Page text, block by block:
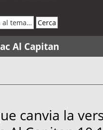
Al Capitan
canvia la